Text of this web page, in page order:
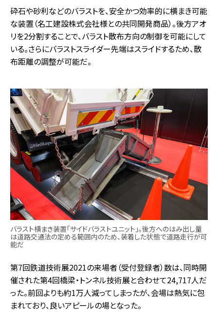
砕石や砂利などのバラストを、安全かつ効率的に横まき可能
な装置（名工建設株式会社様との共同開発商品）。後方アオ
リを2分割することで、バラスト散布方向の制御を可能にして
いる。さらにバラストスライダー先端はスライドするため、散
布距離の調整が可能だ。
バラスト横まき装置「サイドバラストユニット」。後方へのはみ出し量
は道路交通法の定める範囲内のため、装着した状態で道路走行が可
能だ
第7回鉄道技術展2021の来場者（受付登録者）数は、同時開
催された第4回橋梁・トンネル技術展と合わせて24,717人だ
った。前回よりも約1万人減ってしまったが、会場は熱気に包
まれており、良いアピールの場となった。